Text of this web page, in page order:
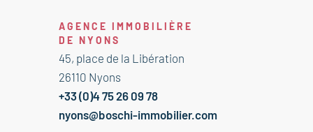
Il se compose de :
Séjour / Cuisine 24 m²
Cellier 1 m²
Salle d'eau avec WC 4,5 m²
AGENCE IMMOBILIÈRE
DE NYONS
45, place de la Libération
26110 Nyons
+33 (0)4 75 26 09 78
nyons@boschi-immobilier.com